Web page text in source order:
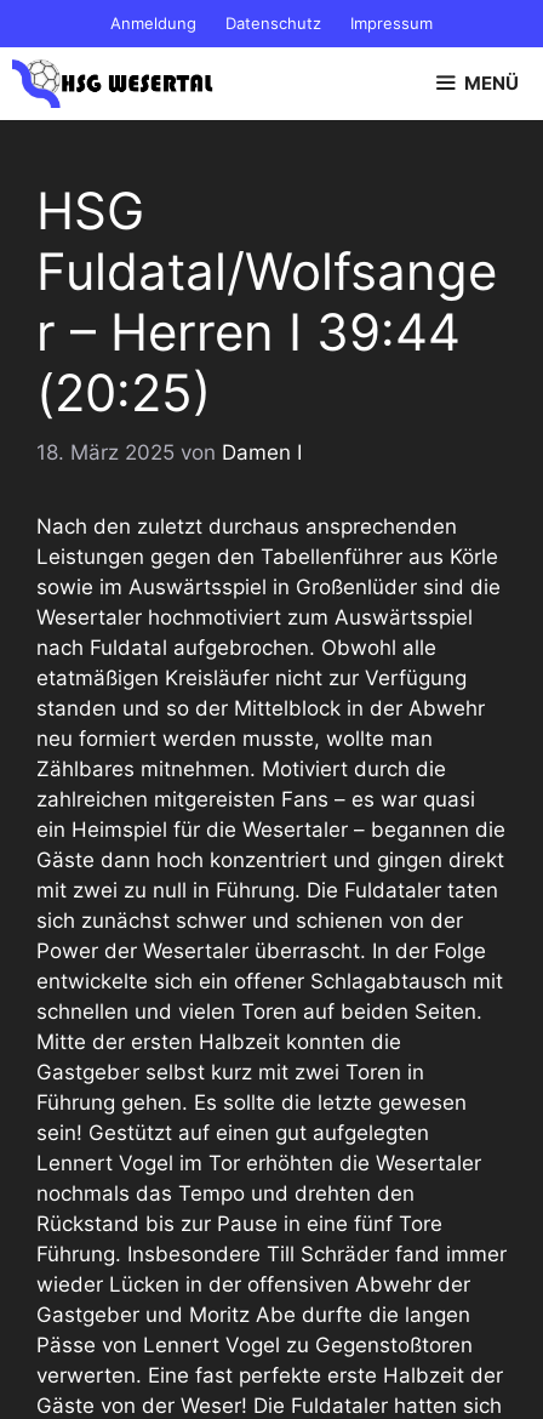
Inhalt
springen
Anmeldung Datenschutz Impressum
MENÜ
HSG
Fuldatal/Wolfsange
r – Herren I 39:44
(20:25)
18. März 2025 von Damen I
Nach den zuletzt durchaus ansprechenden
Leistungen gegen den Tabellenführer aus Körle
sowie im Auswärtsspiel in Großenlüder sind die
Wesertaler hochmotiviert zum Auswärtsspiel
nach Fuldatal aufgebrochen. Obwohl alle
etatmäßigen Kreisläufer nicht zur Verfügung
standen und so der Mittelblock in der Abwehr
neu formiert werden musste, wollte man
Zählbares mitnehmen. Motiviert durch die
zahlreichen mitgereisten Fans – es war quasi
ein Heimspiel für die Wesertaler – begannen die
Gäste dann hoch konzentriert und gingen direkt
mit zwei zu null in Führung. Die Fuldataler taten
sich zunächst schwer und schienen von der
Power der Wesertaler überrascht. In der Folge
entwickelte sich ein offener Schlagabtausch mit
schnellen und vielen Toren auf beiden Seiten.
Mitte der ersten Halbzeit konnten die
Gastgeber selbst kurz mit zwei Toren in
Führung gehen. Es sollte die letzte gewesen
sein! Gestützt auf einen gut aufgelegten
Lennert Vogel im Tor erhöhten die Wesertaler
nochmals das Tempo und drehten den
Rückstand bis zur Pause in eine fünf Tore
Führung. Insbesondere Till Schräder fand immer
wieder Lücken in der offensiven Abwehr der
Gastgeber und Moritz Abe durfte die langen
Pässe von Lennert Vogel zu Gegenstoßtoren
verwerten. Eine fast perfekte erste Halbzeit der
Gäste von der Weser! Die Fuldataler hatten sich